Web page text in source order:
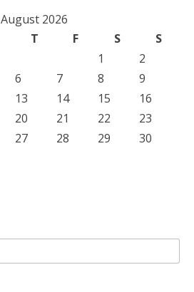
August 2026
T F S
S
1
2
6 7 8
9
13 14 15
16
20 21 22
23
27 28 29
30